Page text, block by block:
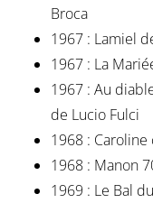
Broca
1967 : Lamiel
1967 : La
1967 : Au
de Lucio Fulci
1968 :
1968 : Manon
1969 : Le Bal